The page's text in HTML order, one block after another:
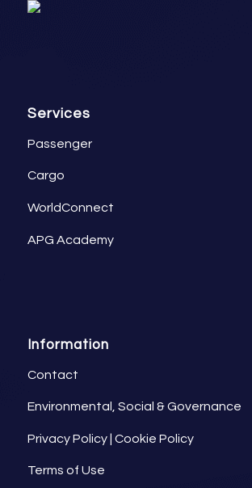
Services
Passenger
Cargo
WorldConnect
APG Academy
Information
Contact
Environmental, Social & Governance
Privacy Policy| Cookie Policy
Terms of Use